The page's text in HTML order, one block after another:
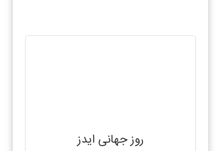
روز جهانی ایدز